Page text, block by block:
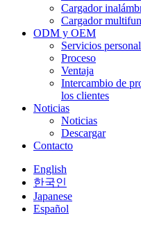
Cargador
Cargador
ODM y OEM
Servicios
Proceso
Ventaja
Intercambio de
los clientes
Noticias
Noticias
Descargar
Contacto
English
한국인
Japanese
Español